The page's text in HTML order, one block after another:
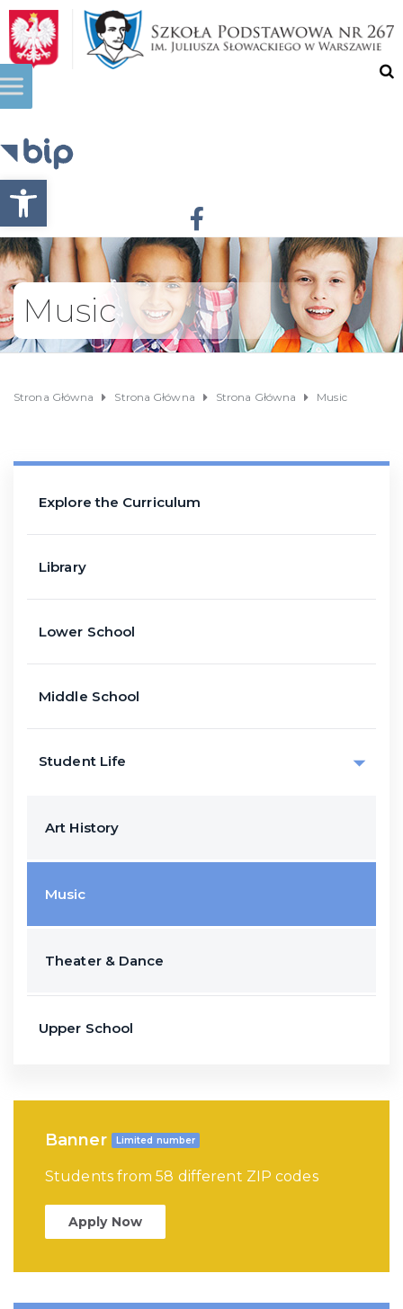
Otwórz pasek narzędzi
Music
Strona Główna Strona Główna Strona Główna Music
Explore the Curriculum
Library
Lower School
Middle School
Student Life
Art History
Music
Theater & Dance
Upper School
Banner Limited number
Students from 58 different ZIP codes
Apply Now